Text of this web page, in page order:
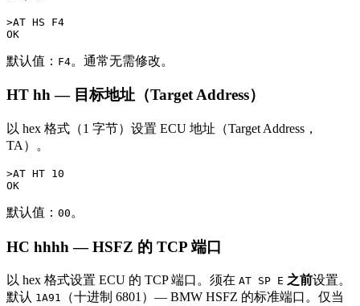
>AT HS F4
默认值： F4。通常无需修改。
HT hh — 目标地址（Target Address）
以 hex 格式（1 字节）设置 ECU 地址（Target Address，
TA）。
>AT HT 10
默认值： 00 。
HC hhhh — HSFZ 的 TCP 端口
以 hex 格式设置 ECU 的 TCP 端口。须在 AT SP E 之前设置。
默认 1A91 （十进制 6801）— BMW HSFZ 的标准端口。仅当